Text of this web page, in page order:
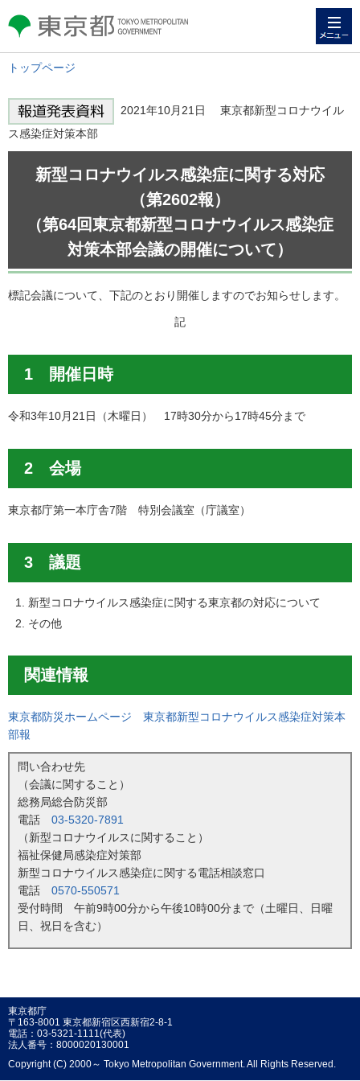
東京都 TOKYO METROPOLITAN
GOVERNMENT
トップページ
2021年10月21日 東京都新型コロナウイル
ス感染症対策本部
新型コロナウイルス感染症に関する対応
（第2602報）
（第64回東京都新型コロナウイルス感染症
対策本部会議の開催について）
標記会議について、下記のとおり開催しますのでお知らせします。
記
1 開催日時
令和3年10月21日（木曜日） 17時30分から17時45分まで
2 会場
東京都庁第一本庁舎7階 特別会議室（庁議室）
3 議題
新型コロナウイルス感染症に関する東京都の対応について
その他
関連情報
東京都防災ホームページ 東京都新型コロナウイルス感染症対策本
部報
問い合わせ先
（会議に関すること）
総務局総合防災部
電話 03-5320-7891
（新型コロナウイルスに関すること）
福祉保健局感染症対策部
新型コロナウイルス感染症に関する電話相談窓口
電話 0570-550571
受付時間 午前9時00分から午後10時00分まで（土曜日、日曜
日、祝日を含む）
東京都庁
〒163-8001 東京都新宿区西新宿2-8-1
電話：03-5321-1111(代表)
法人番号：8000020130001
Copyright (C) 2000～ Tokyo Metropolitan Government. All Rights Reserved.